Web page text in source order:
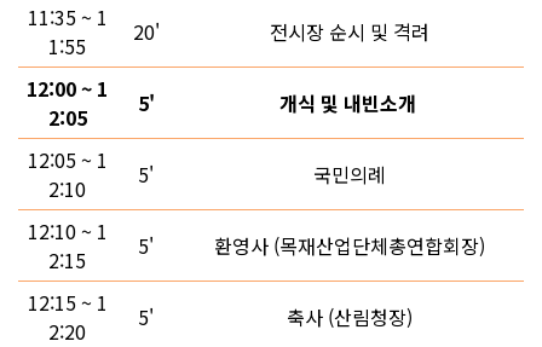
11:35 ~ 1
1:55
20'
전시장 순시 및 격려
12:00 ~ 1
2:05
5'
개식 및 내빈소개
12:05 ~ 1
2:10
5'
국민의례
12:10 ~ 1
2:15
5'
환영사 (목재산업단체총연합회장)
12:15 ~ 1
2:20
5'
축사 (산림청장)